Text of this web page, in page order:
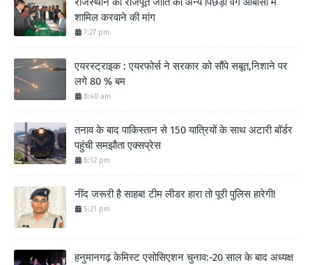
शामिल करवाने की मांग
7:27 pm
एयरस्ट्राइक : एयरफोर्स ने सरकार को सौंपे सबूत,निशाने पर
लगे 80 % बम
8:40 am
तनाव के बाद पाकिस्तान से 150 यात्रियों के साथ अटारी बॉर्डर
पहुंची समझौता एक्सप्रेस
6:12 pm
नींद जरूरी है साहब! टीम लीडर हारा तो पूरी पुलिस हारेगी!
5:21 pm
हनुमानगढ़ केमिस्ट एसोसिएशन चुनाव:-20 साल के बाद अध्यक्ष